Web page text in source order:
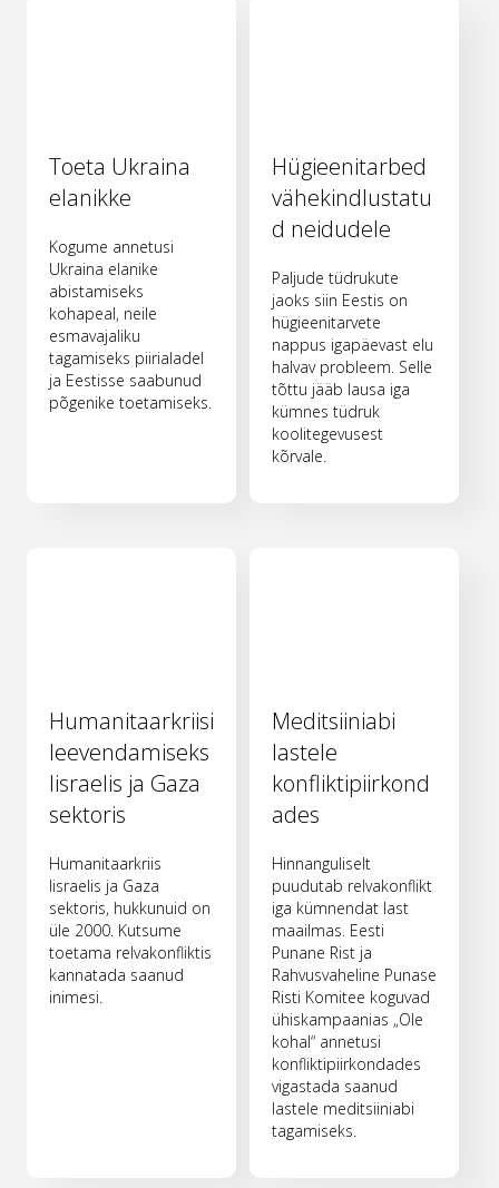
Toeta Ukraina
elanikke
Kogume annetusi
Ukraina elanike
abistamiseks
kohapeal, neile
esmavajaliku
tagamiseks piirialadel
ja Eestisse saabunud
põgenike toetamiseks.
Hügieenitarbed
vähekindlustatu
d neidudele
Paljude tüdrukute
jaoks siin Eestis on
hügieenitarvete
nappus igapäevast elu
halvav probleem. Selle
tõttu jääb lausa iga
kümnes tüdruk
koolitegevusest
kõrvale.
Humanitaarkriisi
leevendamiseks
Iisraelis ja Gaza
sektoris
Humanitaarkriis
Iisraelis ja Gaza
sektoris, hukkunuid on
üle 2000. Kutsume
toetama relvakonfliktis
kannatada saanud
inimesi.
Meditsiiniabi
lastele
konfliktipiirkond
ades
Hinnanguliselt
puudutab relvakonflikt
iga kümnendat last
maailmas. Eesti
Punane Rist ja
Rahvusvaheline Punase
Risti Komitee koguvad
ühiskampaanias „Ole
kohal“ annetusi
konfliktipiirkondades
vigastada saanud
lastele meditsiiniabi
tagamiseks.